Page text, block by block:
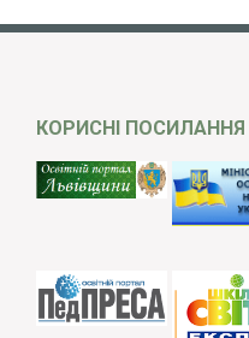
КОРИСНІ ПОСИЛАННЯ